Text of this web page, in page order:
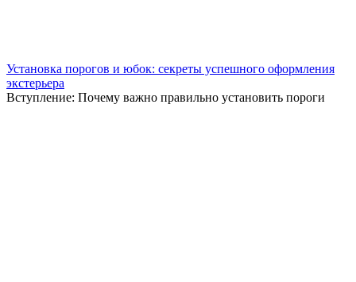
Установка порогов и юбок: секреты успешного оформления
экстерьера
Вступление: Почему важно правильно установить пороги